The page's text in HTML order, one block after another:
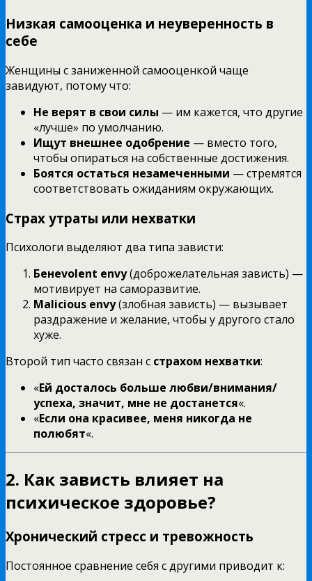
Низкая самооценка и неуверенность в
себе
Женщины с заниженной самооценкой чаще
завидуют, потому что:
Не верят в свои силы — им кажется, что другие
«лучше» по умолчанию.
Ищут внешнее одобрение — вместо того,
чтобы опираться на собственные достижения.
Боятся остаться незамеченными — стремятся
соответствовать ожиданиям окружающих.
Страх утраты или нехватки
Психологи выделяют два типа зависти:
Бенеvolent envy(доброжелательная зависть) —
мотивирует на саморазвитие.
Malicious envy(злобная зависть) — вызывает
раздражение и желание, чтобы у другого стало
хуже.
Второй тип часто связан с страхом нехватки:
«Ей досталось больше любви/внимания/
успеха, значит, мне не достанется«.
«Если она красивее, меня никогда не
полюбят«.
2. Как зависть влияет на
психическое здоровье?
Хронический стресс и тревожность
Постоянное сравнение себя с другими приводит к: